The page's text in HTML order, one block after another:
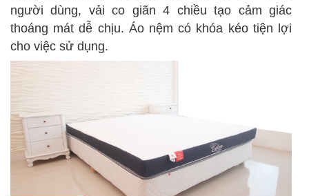
người dùng, vải co giãn 4 chiều tạo cảm giác
thoáng mát dễ chịu. Áo nệm có khóa kéo tiện lợi
cho việc sử dụng.